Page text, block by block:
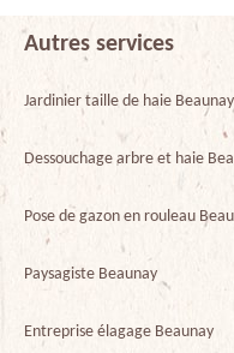
Autres services
Jardinier taille de haie Beaunay
Dessouchage arbre et haie
Pose de gazon en rouleau
Paysagiste Beaunay
Entreprise élagage Beaunay